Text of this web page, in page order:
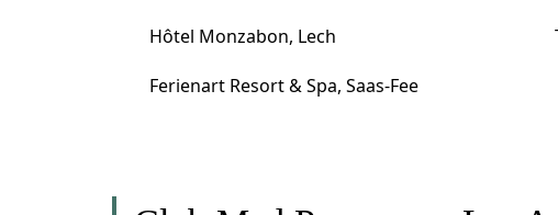
Hôtel Monzabon, Lech
Ferienart Resort & Spa, Saas-Fee